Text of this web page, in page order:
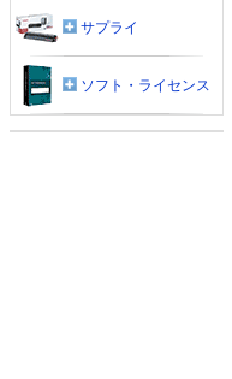
サプライ
ソフト・ライセンス